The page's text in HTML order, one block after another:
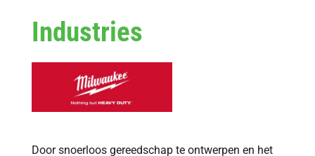
Industries
Door snoerloos gereedschap te ontwerpen en het